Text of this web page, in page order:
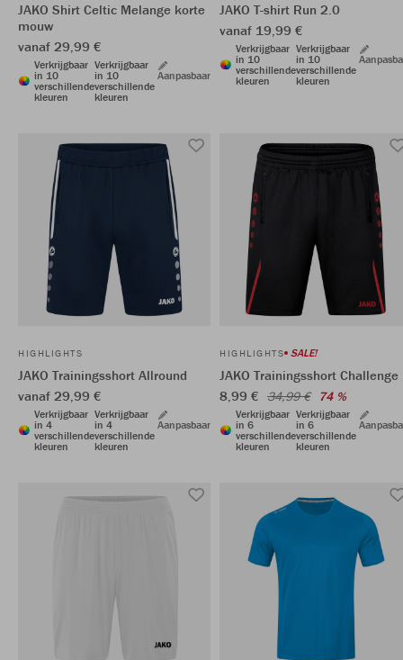
JAKO Shirt Celtic Melange korte
mouw
vanaf 29,99 €
Verkrijgbaar
in 10
verschillende
kleuren
Verkrijgbaar
in 10
verschillende
kleuren
Aanpasbaar
JAKO T-shirt Run 2.0
vanaf 19,99 €
Verkrijgbaar
in 10
verschillende
kleuren
Verkrijgbaar
in 10
verschillende
kleuren
HIGHLIGHTS
JAKO Trainingsshort Allround
vanaf 29,99 €
Verkrijgbaar
in 4
verschillende
kleuren
Verkrijgbaar
in 4
verschillende
kleuren
Aanpasbaar
HIGHLIGHTS SALE!
JAKO Trainingsshort Challenge
8,99 € 34,99 € 74 %
Verkrijgbaar
in 6
verschillende
kleuren
Verkrijgbaar
in 6
verschillende
kleuren